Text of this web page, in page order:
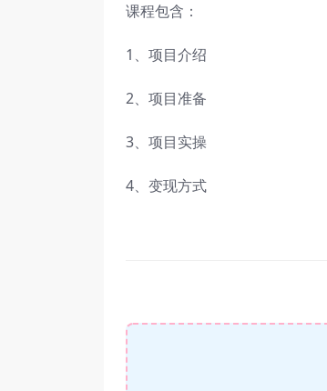
课程包含：
1、项目介绍
2、项目准备
3、项目实操
4、变现方式